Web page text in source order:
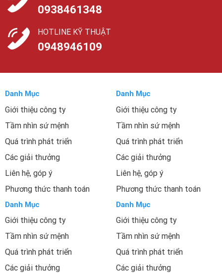
0938461348
HOTLINE KỸ THUẬT
0948946109
Danh Mục
Giới thiệu công ty
Tầm nhìn sứ mệnh
Quá trình phát triển
Các giải thưởng
Liên hệ, góp ý
Phương thức thanh toán
Danh Mục
Giới thiệu công ty
Tầm nhìn sứ mệnh
Quá trình phát triển
Các giải thưởng
Liên hệ, góp ý
Phương thức thanh toán
Danh Mục
Giới thiệu công ty
Tầm nhìn sứ mệnh
Quá trình phát triển
Các giải thưởng
Danh Mục
Giới thiệu công ty
Tầm nhìn sứ mệnh
Quá trình phát triển
Các giải thưởng